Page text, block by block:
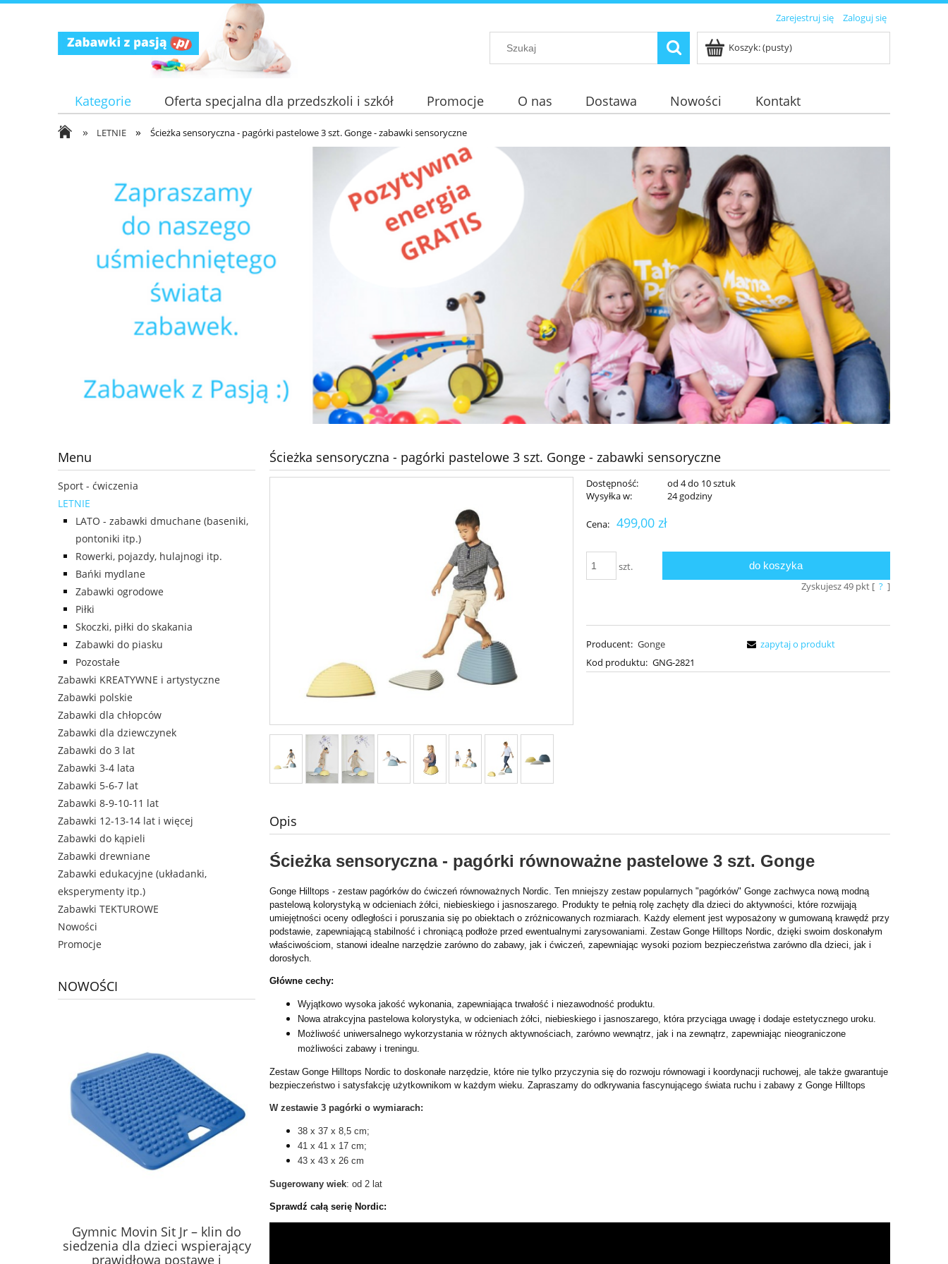
Zarejestruj się Zaloguj się
Koszyk:(pusty)
Kategorie Oferta specjalna dla przedszkoli i szkół Promocje O nas Dostawa Nowości Kontakt
» LETNIE » Ścieżka sensoryczna - pagórki pastelowe 3 szt. Gonge - zabawki sensoryczne
Menu
Sport - ćwiczenia
LETNIE
LATO - zabawki dmuchane (baseniki,
pontoniki itp.)
Rowerki, pojazdy, hulajnogi itp.
Bańki mydlane
Zabawki ogrodowe
Piłki
Skoczki, piłki do skakania
Zabawki do piasku
Pozostałe
Zabawki KREATYWNE i artystyczne
Zabawki polskie
Zabawki dla chłopców
Zabawki dla dziewczynek
Zabawki do 3 lat
Zabawki 3-4 lata
Zabawki 5-6-7 lat
Zabawki 8-9-10-11 lat
Zabawki 12-13-14 lat i więcej
Zabawki do kąpieli
Zabawki drewniane
Zabawki edukacyjne (układanki,
eksperymenty itp.)
Zabawki TEKTUROWE
Nowości
Promocje
NOWOŚCI
Gymnic Movin Sit Jr – klin do
siedzenia dla dzieci wspierający
prawidłową postawę i
Ścieżka sensoryczna - pagórki pastelowe 3 szt. Gonge - zabawki sensoryczne
Dostępność:
od 4 do 10 sztuk
Wysyłka w:
24 godziny
Cena: 499,00 zł
szt. do koszyka
Zyskujesz49pkt [ ? ]
Producent: Gonge
Kod produktu: GNG-2821
zapytaj o produkt
Opis
Ścieżka sensoryczna - pagórki równoważne pastelowe 3 szt. Gonge
Gonge Hilltops - zestaw pagórków do ćwiczeń równoważnych Nordic. Ten mniejszy zestaw popularnych "pagórków" Gonge zachwyca nową modną
pastelową kolorystyką w odcieniach żółci, niebieskiego i jasnoszarego. Produkty te pełnią rolę zachęty dla dzieci do aktywności, które rozwijają
umiejętności oceny odległości i poruszania się po obiektach o zróżnicowanych rozmiarach. Każdy element jest wyposażony w gumowaną krawędź przy
podstawie, zapewniającą stabilność i chroniącą podłoże przed ewentualnymi zarysowaniami. Zestaw Gonge Hilltops Nordic, dzięki swoim doskonałym
właściwościom, stanowi idealne narzędzie zarówno do zabawy, jak i ćwiczeń, zapewniając wysoki poziom bezpieczeństwa zarówno dla dzieci, jak i
dorosłych.
Główne cechy:
Wyjątkowo wysoka jakość wykonania, zapewniająca trwałość i niezawodność produktu.
Nowa atrakcyjna pastelowa kolorystyka, w odcieniach żółci, niebieskiego i jasnoszarego, która przyciąga uwagę i dodaje estetycznego uroku.
Możliwość uniwersalnego wykorzystania w różnych aktywnościach, zarówno wewnątrz, jak i na zewnątrz, zapewniając nieograniczone
możliwości zabawy i treningu.
Zestaw Gonge Hilltops Nordic to doskonałe narzędzie, które nie tylko przyczynia się do rozwoju równowagi i koordynacji ruchowej, ale także gwarantuje
bezpieczeństwo i satysfakcję użytkownikom w każdym wieku. Zapraszamy do odkrywania fascynującego świata ruchu i zabawy z Gonge Hilltops
W zestawie 3 pagórki o wymiarach:
38 x 37 x 8,5 cm;
41 x 41 x 17 cm;
43 x 43 x 26 cm
Sugerowany wiek: od 2 lat
Sprawdź całą serię Nordic: